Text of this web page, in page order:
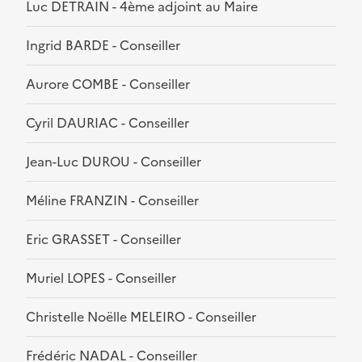
Luc DETRAIN - 4ème adjoint au Maire
Ingrid BARDE - Conseiller
Aurore COMBE - Conseiller
Cyril DAURIAC - Conseiller
Jean-Luc DUROU - Conseiller
Méline FRANZIN - Conseiller
Eric GRASSET - Conseiller
Muriel LOPES - Conseiller
Christelle Noëlle MELEIRO - Conseiller
Frédéric NADAL - Conseiller